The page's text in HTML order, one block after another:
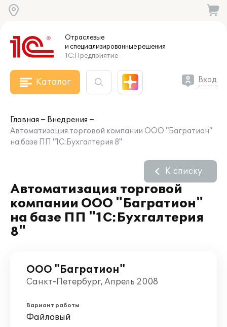
Отраслевые
и специализированныерешения
1С:Предприятие
Каталог Вход
Главная
Внедрения
Автоматизация торговой компании ООО "Багратион"
на базе ПП "1С:Бухгалтерия 8"
Автоматизация торговой
компании ООО "Багратион"
на базе ПП "1С:Бухгалтерия
8"
К списку
ООО "Багратион"
Санкт-Петербург, Апрель 2008
Вариант работы
Файловый